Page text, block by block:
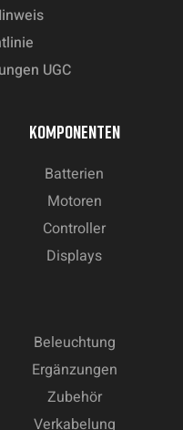
UGC
KOMPONENTEN
Batterien
Motoren
Controller
Displays
Beleuchtung
Ergänzungen
Zubehör
Verkabelung